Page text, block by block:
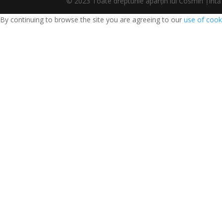
By continuing to browse the site you are agreeing to our use of